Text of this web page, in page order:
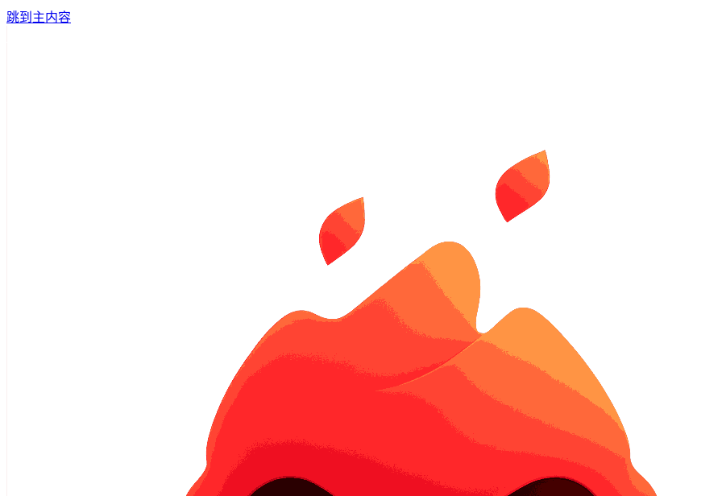
跳到主内容